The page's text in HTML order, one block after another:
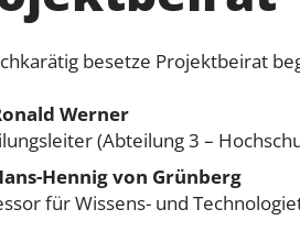
besetze Projektbeirat
Werner
(Abteilung 3 –
Hennig von Grünberg
für Wissens- und